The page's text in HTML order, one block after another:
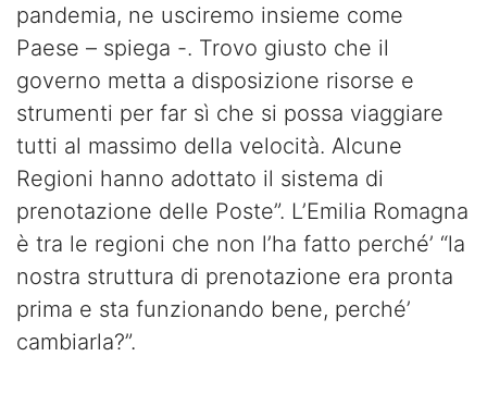
pandemia, ne usciremo insieme come
Paese – spiega -. Trovo giusto che il
governo metta a disposizione risorse e
strumenti per far sì che si possa viaggiare
tutti al massimo della velocità. Alcune
Regioni hanno adottato il sistema di
prenotazione delle Poste”. L’Emilia Romagna
è tra le regioni che non l’ha fatto perché’ “la
nostra struttura di prenotazione era pronta
prima e sta funzionando bene, perché’
cambiarla?”.